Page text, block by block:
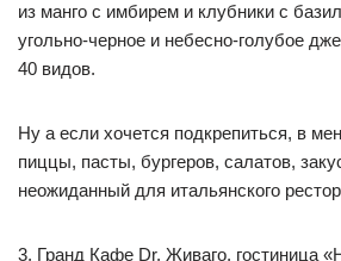
из манго с имбирем и клубники с
угольно-черное и небесно-голубое
40 видов.
Ну а если хочется подкрепиться, в
пиццы, пасты, бургеров, салатов,
неожиданный для итальянского
3. Гранд Кафе Dr. Живаго, гостиница